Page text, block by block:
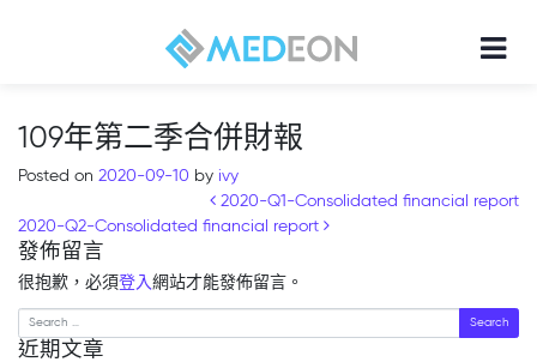
109年第二季合併財報
Posted on 2020-09-10 by ivy
2020-Q1-Consolidated financial report
2020-Q2-Consolidated financial report
發佈留言
很抱歉，必須登入網站才能發佈留言。
Search
近期文章